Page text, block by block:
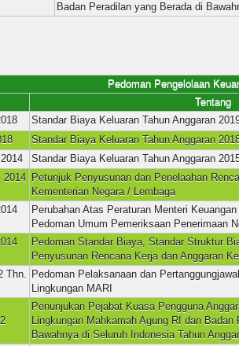
Badan Peradilan yang Berada di
Pengelolaan
Tentang
Standar Biaya Keluaran Tahun Anggaran
Standar Biaya Keluaran Tahun Anggaran
Standar Biaya Keluaran Tahun Anggaran
2014
Petunjuk Penyusunan dan Penelaahan
Kementerian Negara / Lembaga
Perubahan Atas Peraturan Menteri
Pedoman Umum Pemeriksaan Penerimaan
Pedoman Standar Biaya, Standar Struktur
Penyusunan Rencana Kerja dan Anggaran
Thn. Pedoman Pelaksanaan dan
Lingkungan MARI
Penunjukan Pejabat Kuasa Pengguna
Lingkungan Mahkamah Agung RI dan Badan
Bawahnya di Seluruh Indonesia Tahun